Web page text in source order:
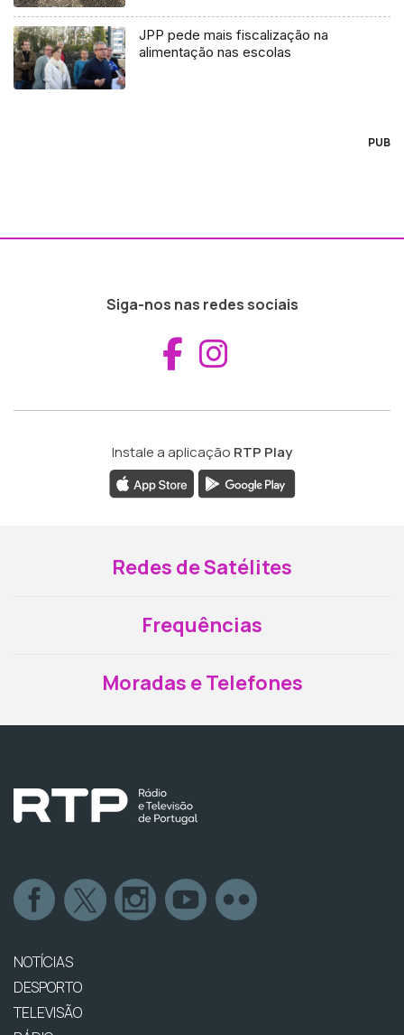
JPP pede mais fiscalização na
alimentação nas escolas
PUB
Siga-nos nas redes sociais
Aceder ao
Instale a aplicação RTP Play
Redes de Satélites
Frequências
Moradas e Telefones
NOTÍCIAS
DESPORTO
TELEVISÃO